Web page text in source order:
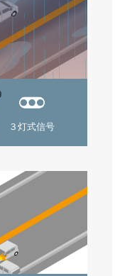
３灯式信号